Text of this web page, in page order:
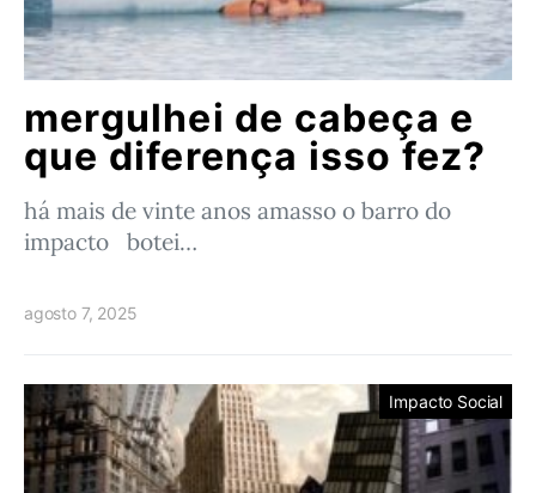
mergulhei de cabeça e
que diferença isso fez?
há mais de vinte anos amasso o barro do
impacto botei…
agosto 7, 2025
Impacto Social